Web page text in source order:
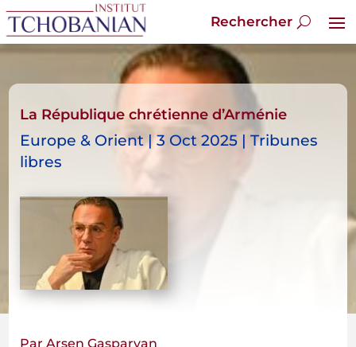
La République chrétienne d’Arménie
Europe & Orient | 3 Oct 2025 | Tribunes
libres
Par Arsen Gasparyan